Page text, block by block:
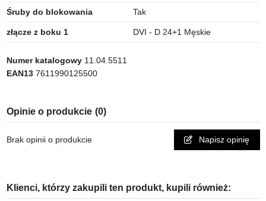
Śruby do blokowania Tak
złącze z boku 1 DVI - D 24+1 Męskie
Numer katalogowy 11.04.5511
EAN13 7611990125500
Opinie o produkcie (0)
Brak opinii o produkcie Napisz opinię
Klienci, którzy zakupili ten produkt, kupili również: